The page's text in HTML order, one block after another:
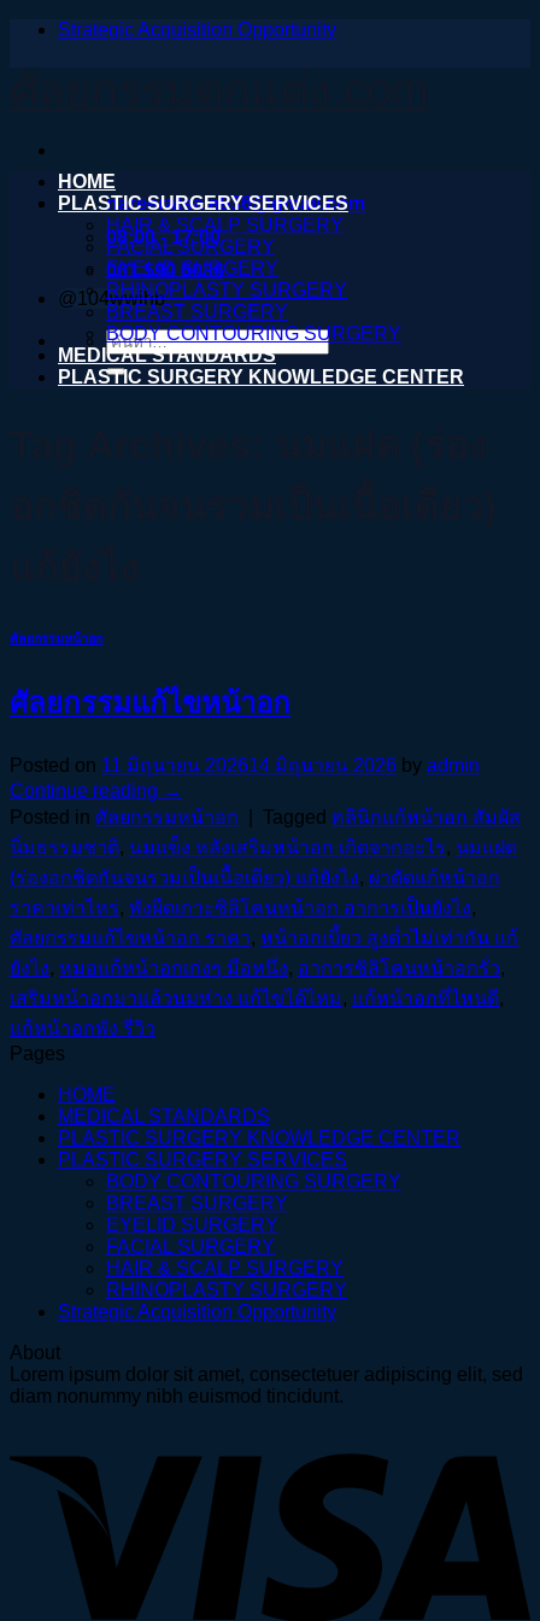
ข้าม
Strategic Acquisition Opportunity
nareeratsale936@gmail.com
08:00 - 17:00
061 590 6036
@104wwihb
ค้นหา:
HOME
PLASTIC SURGERY SERVICES
HAIR & SCALP SURGERY
FACIAL SURGERY
EYELID SURGERY
RHINOPLASTY SURGERY
BREAST SURGERY
BODY CONTOURING SURGERY
MEDICAL STANDARDS
PLASTIC SURGERY KNOWLEDGE CENTER
ศัลยกรรมหน้าอก
ศัลยกรรมแก้ไขหน้าอก
Posted on 11 มิถุนายน 202614 มิถุนายน 2026 by admin
Continue reading →
Posted in ศัลยกรรมหน้าอก Tagged คลินิกแก้หน้าอก สัมผัส
นิ่มธรรมชาติ, นมแข็ง หลังเสริมหน้าอก เกิดจากอะไร, นมแฝด
(ร่องอกชิดกันจนรวมเป็นเนื้อเดียว) แก้ยังไง, ผ่าตัดแก้หน้าอก
ราคาเท่าไหร่, พังผืดเกาะซิลิโคนหน้าอก อาการเป็นยังไง,
ศัลยกรรมแก้ไขหน้าอก ราคา, หน้าอกเบี้ยว สูงต่ำไม่เท่ากัน แก้
ยังไง, หมอแก้หน้าอกเก่งๆ มือหนึ่ง, อาการซิลิโคนหน้าอกรั่ว,
เสริมหน้าอกมาแล้วนมห่าง แก้ไขได้ไหม, แก้หน้าอกที่ไหนดี,
แก้หน้าอกพัง รีวิว
Pages
HOME
MEDICAL STANDARDS
PLASTIC SURGERY KNOWLEDGE CENTER
PLASTIC SURGERY SERVICES
BODY CONTOURING SURGERY
BREAST SURGERY
EYELID SURGERY
FACIAL SURGERY
HAIR & SCALP SURGERY
RHINOPLASTY SURGERY
Strategic Acquisition Opportunity
About
Lorem ipsum dolor sit amet, consectetuer adipiscing elit, sed
diam nonummy nibh euismod tincidunt.